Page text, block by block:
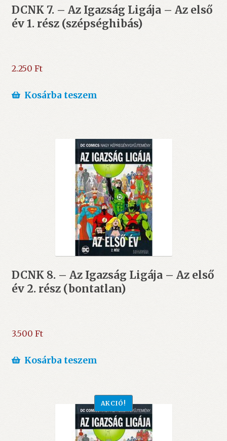
DCNK 7. – Az Igazság Ligája – Az első
év 1. rész (szépséghibás)
2.250 Ft
Kosárba teszem
DCNK 8. – Az Igazság Ligája – Az első
év 2. rész (bontatlan)
3.500 Ft
Kosárba teszem
AKCIÓ!